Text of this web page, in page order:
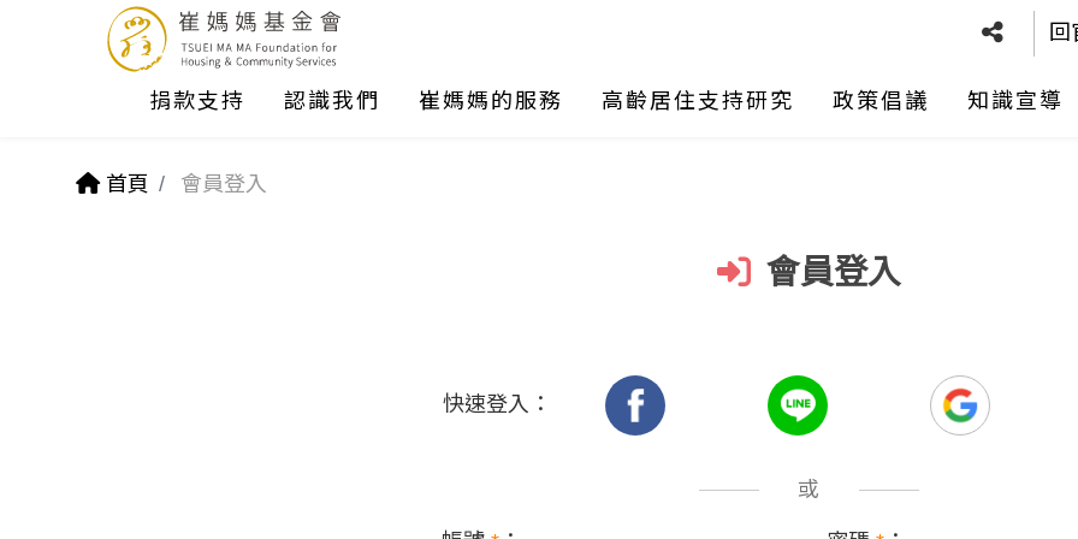
回
捐款支持 認識我們 崔媽媽的服務 高齡居住支持研究 政策倡議 知識宣導
首頁 會員登入
會員登入
快速登入：
或